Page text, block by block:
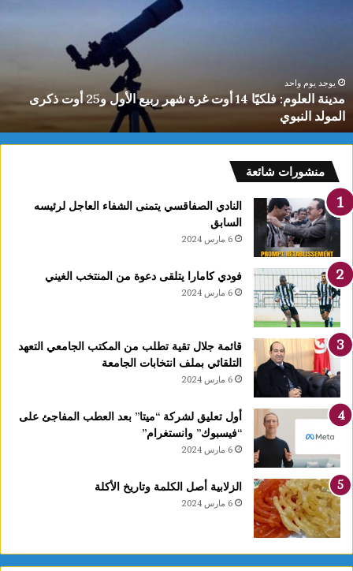
يوجد يوم واحد
مدينة العلوم: فلكيًا 14 أوت غرة شهر ربيع الأول و25 أوت ذكرى
النبوي
منشورات شائعة
النادي الصفاقسي يتمنى الشفاء العاجل لرئيسه
السابق
6 مارس 2024
فودي كامارا يتلقى دعوة من المنتخب الغيني
6 مارس 2024
قائمة جلال تقية تطلب من المكتب الجامعي التعهد
التلقائي بملف انتخابات الجامعة
6 مارس 2024
أول تعليق لشركة “ميتا” بعد العطب المفاجئ على
“فيسبوك” وانستغرام”
6 مارس 2024
الزلابية أصل الكلمة وتاريخ الأكلة
6 مارس 2024